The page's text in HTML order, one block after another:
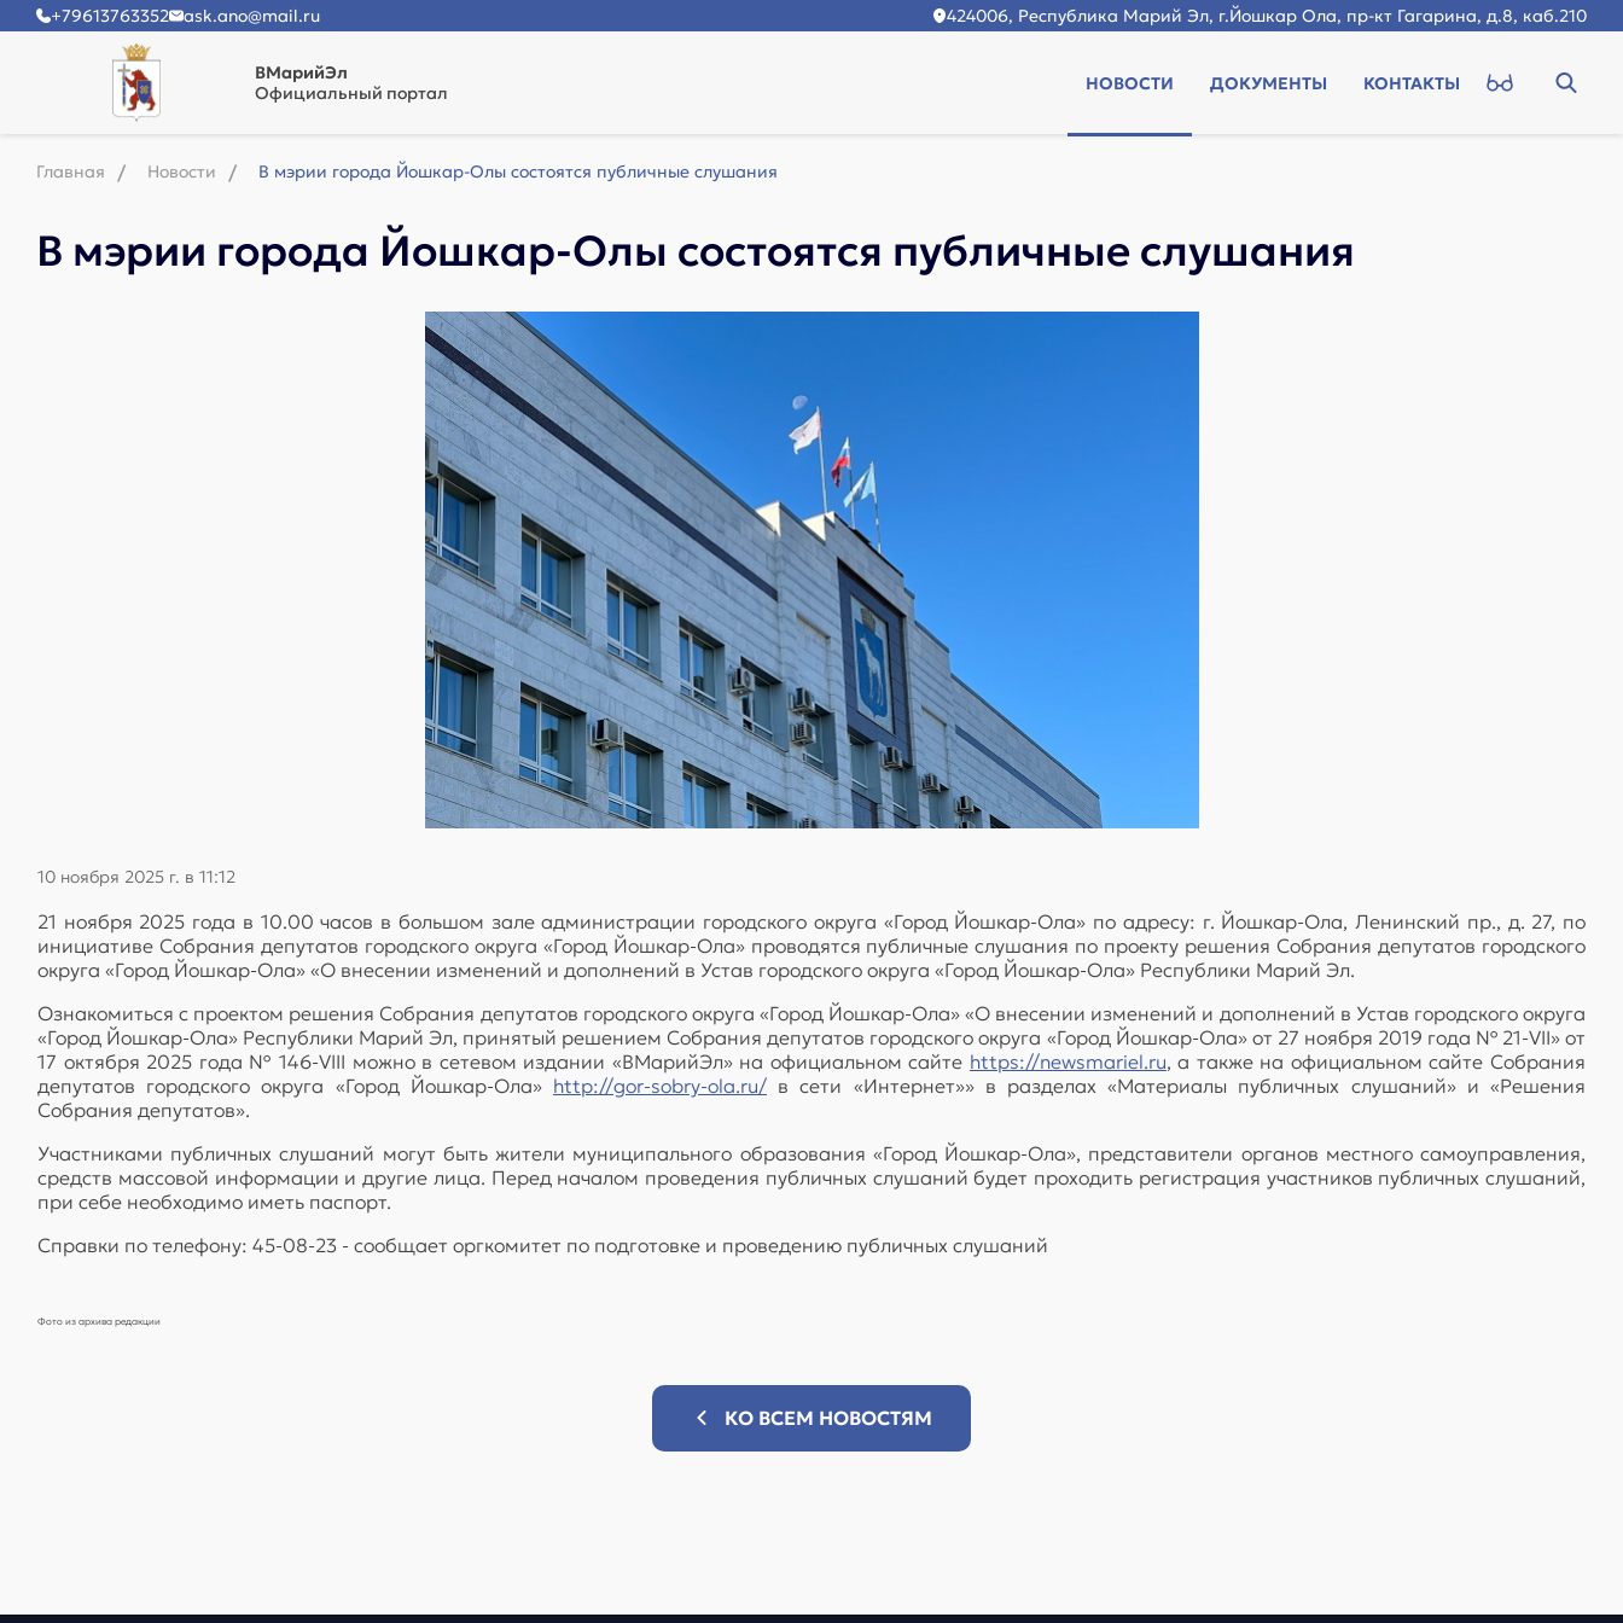
+79613763352 ask.ano@mail.ru 424006, Республика Марий Эл, г.Йошкар Ола, пр-кт Гагарина, д.8, каб.210
ВМарийЭл
Официальный портал
НОВОСТИ ДОКУМЕНТЫ КОНТАКТЫ
Главная Новости В мэрии города Йошкар-Олы состоятся публичные слушания
В мэрии города Йошкар-Олы состоятся публичные слушания
10 ноября 2025 г. в 11:12
21 ноября 2025 года в 10.00 часов в большом зале администрации городского округа «Город Йошкар-Ола» по адресу: г. Йошкар-Ола, Ленинский пр., д. 27, по
инициативе Собрания депутатов городского округа «Город Йошкар-Ола» проводятся публичные слушания по проекту решения Собрания депутатов городского
округа «Город Йошкар-Ола» «О внесении изменений и дополнений в Устав городского округа «Город Йошкар-Ола» Республики Марий Эл.
Ознакомиться с проектом решения Собрания депутатов городского округа «Город Йошкар-Ола» «О внесении изменений и дополнений в Устав городского округа
«Город Йошкар-Ола» Республики Марий Эл, принятый решением Собрания депутатов городского округа «Город Йошкар-Ола» от 27 ноября 2019 года № 21-VII» от
17 октября 2025 года № 146-VIII можно в сетевом издании «ВМарийЭл» на официальном сайте https://newsmariel.ru, а также на официальном сайте Собрания
депутатов городского округа «Город Йошкар-Ола» http://gor-sobry-ola.ru/ в сети «Интернет»» в разделах «Материалы публичных слушаний» и «Решения
Собрания депутатов».
Участниками публичных слушаний могут быть жители муниципального образования «Город Йошкар-Ола», представители органов местного самоуправления,
средств массовой информации и другие лица. Перед началом проведения публичных слушаний будет проходить регистрация участников публичных слушаний,
при себе необходимо иметь паспорт.
Справки по телефону: 45-08-23 - сообщает оргкомитет по подготовке и проведению публичных слушаний
Фото из архива редакции
КО ВСЕМ НОВОСТЯМ